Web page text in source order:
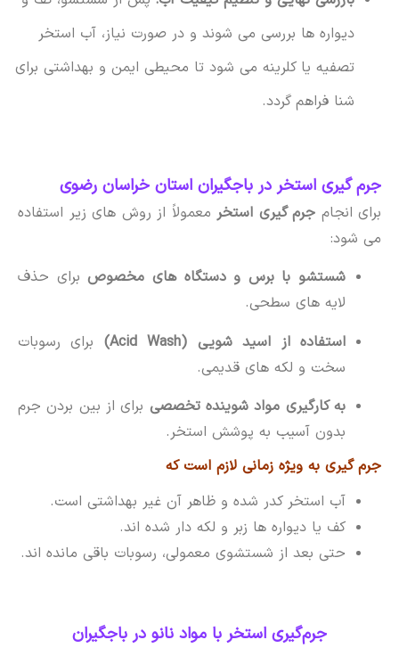
دیواره ها بررسی می شوند و در صورت نیاز، آب استخر
تصفیه یا کلرینه می شود تا محیطی ایمن و بهداشتی برای
شنا فراهم گردد.
جرم گیری استخر در باجگیران استان خراسان رضوی
برای انجام جرم گیری استخرمعمولاً از روش های زیر استفاده
می شود:
شستشو با برس و دستگاه های مخصوصبرای حذف
لایه های سطحی.
استفاده از اسید شویی (Acid Wash)
برای رسوبات
سخت و لکه های قدیمی.
به کارگیری مواد شوینده تخصصیبرای از بین بردن جرم
بدون آسیب به پوشش استخر.
جرم گیری به ویژه زمانی لازم است که
آب استخر کدر شده و ظاهر آن غیر بهداشتی است.
کف یا دیواره ها زبر و لکه دار شده اند.
حتی بعد از شستشوی معمولی، رسوبات باقی مانده اند.
جرم‌گیری استخر با مواد نانو در باجگیران